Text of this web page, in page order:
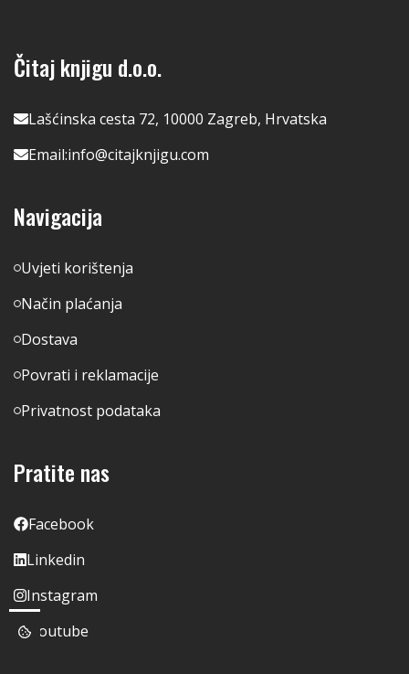
Čitaj knjigu d.o.o.
Lašćinska cesta 72, 10000 Zagreb, Hrvatska
Email:info@citajknjigu.com
Navigacija
Uvjeti korištenja
Način plaćanja
Dostava
Povrati i reklamacije
Privatnost podataka
Pratite nas
Facebook
Linkedin
Instagram
Youtube